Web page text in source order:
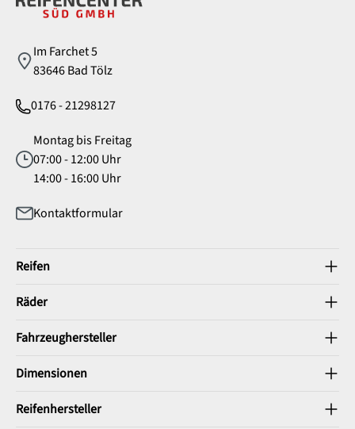
Im Farchet 5
83646 Bad Tölz
0176 - 21298127
Montag bis Freitag
07:00 - 12:00 Uhr
14:00 - 16:00 Uhr
Kontaktformular
Reifen
Räder
Fahrzeughersteller
Dimensionen
Reifenhersteller